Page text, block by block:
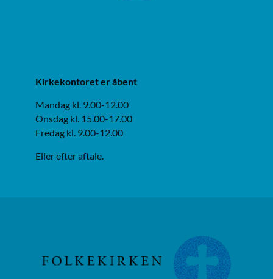
Kirkekontoret er åbent
Mandag kl. 9.00-12.00
Onsdag kl. 15.00-17.00
Fredag kl. 9.00-12.00
Eller efter aftale.